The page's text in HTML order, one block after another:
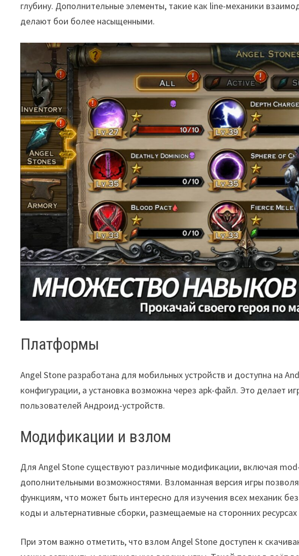
глубину. Дополнительные элементы, такие как line-механики
делают бои более насыщенными.
Платформы
Angel Stone разработана для мобильных устройств и доступна на
конфигурации, а установка возможна через apk-файл. Это делает
пользователей Андроид-устройств.
Модификации и взлом
Для Angel Stone существуют различные модификации, включая
дополнительными возможностями. Взломанная версия игры
функциям, что может быть интересно для изучения всех механик
коды и альтернативные сборки, размещаемые на сторонних
При этом важно отметить, что взлом Angel Stone доступен к